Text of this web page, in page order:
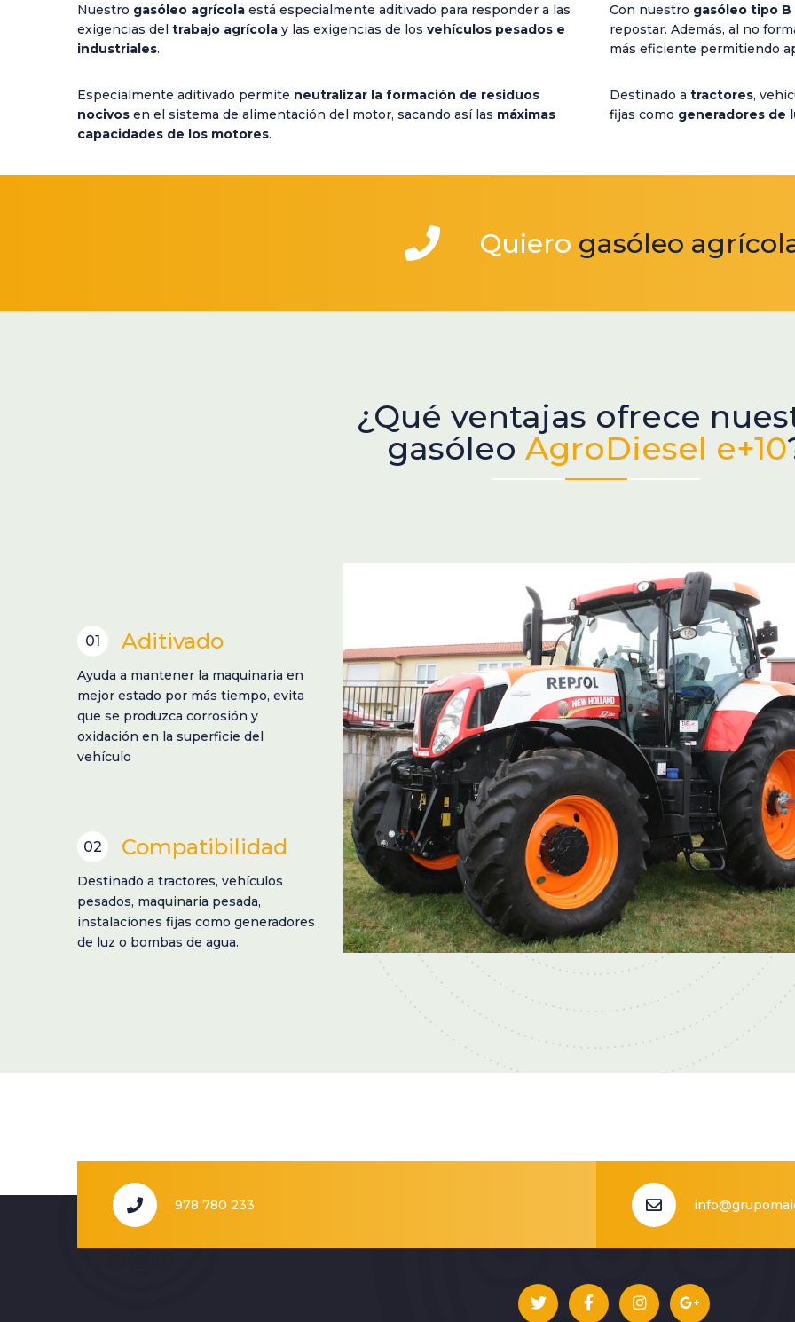
Nuestro gasóleo agrícola está especialmente aditivado para responder a las
exigencias del trabajo agrícola y las exigencias de los vehículos pesados e
industriales.
Especialmente aditivado permite neutralizar la formación de residuos
nocivos en el sistema de alimentación del motor, sacando así las máximas
capacidades de los motores.
Con nuestro gasóleo tipo B
repostar. Además, al no
más eficiente permitiendo
Destinado a tractores,
fijas como generadores de
Quiero gasóleo
¿Qué ventajas ofrece
gasóleo AgroDiesel e+10
01 Aditivado
Ayuda a mantener la maquinaria en
mejor estado por más tiempo, evita
que se produzca corrosión y
oxidación en la superficie del
vehículo
02 Compatibilidad
Destinado a tractores, vehículos
pesados, maquinaria pesada,
instalaciones fijas como generadores
de luz o bombas de agua.
978 780 233